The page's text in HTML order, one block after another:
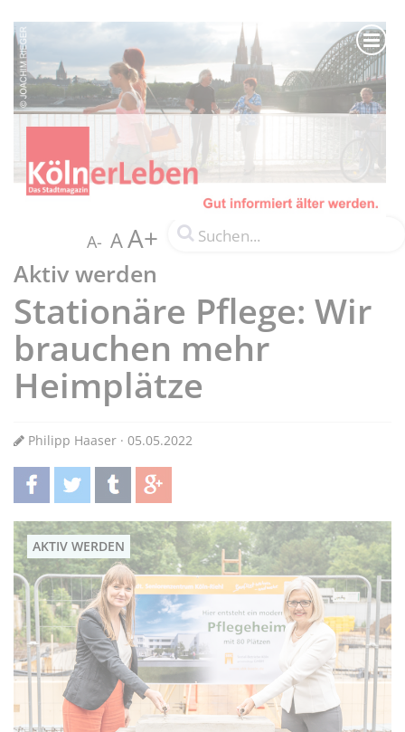
A- AA+
Aktiv werden
Stationäre Pflege: Wir
brauchen mehr
Heimplätze
Philipp Haaser · 05.05.2022
teilentwittern teilen teilen
AKTIV WERDEN